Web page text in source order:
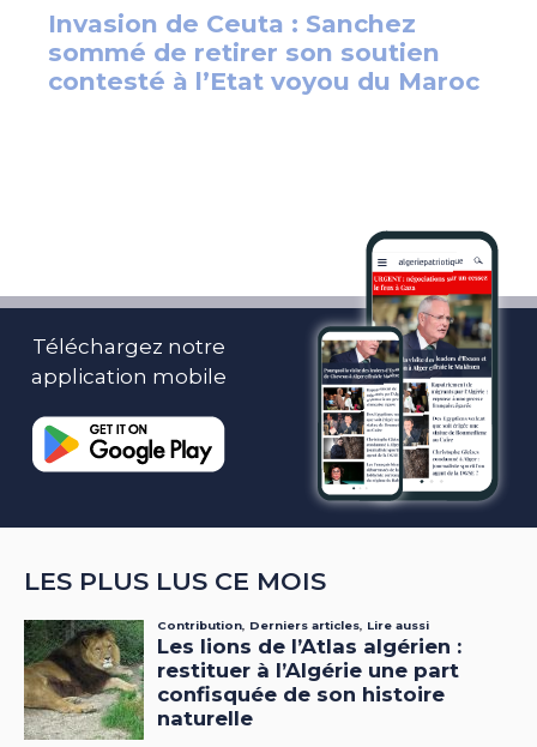
Téléchargez notre
application mobile
LES PLUS LUS CE MOIS